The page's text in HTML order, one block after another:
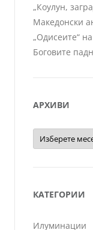
„Коулун,
Македонски
„Одисеите“
Боговите
АРХИВИ
Архиви
КАТЕГОРИИ
Илуминации